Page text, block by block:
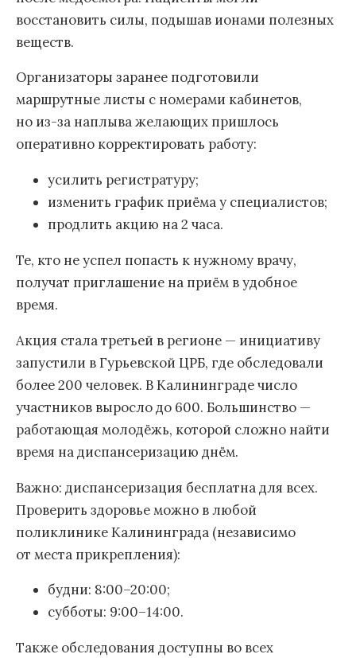
восстановить силы, подышав ионами полезных
веществ.
Организаторы заранее подготовили
маршрутные листы с номерами кабинетов,
но из-за наплыва желающих пришлось
оперативно корректировать работу:
усилить регистратуру;
изменить график приёма у специалистов;
продлить акцию на 2 часа.
Те, кто не успел попасть к нужному врачу,
получат приглашение на приём в удобное
время.
Акция стала третьей в регионе — инициативу
запустили в Гурьевской ЦРБ, где обследовали
более 200 человек. В Калининграде число
участников выросло до 600. Большинство —
работающая молодёжь, которой сложно найти
время на диспансеризацию днём.
Важно: диспансеризация бесплатна для всех.
Проверить здоровье можно в любой
поликлинике Калининграда (независимо
от места прикрепления):
будни: 8:00–20:00;
субботы: 9:00–14:00.
Также обследования доступны во всех